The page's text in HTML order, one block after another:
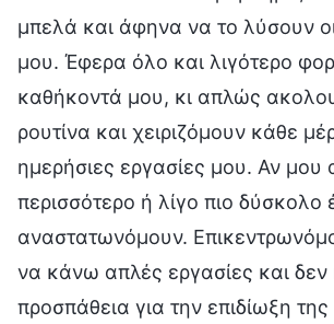
μπελά και άφηνα να το λύσουν
μου. Έφερα όλο και λιγότερο
καθήκοντά μου, κι απλώς
ρουτίνα και χειριζόμουν κάθε
ημερήσιες εργασίες μου. Αν μου
περισσότερο ή λίγο πιο δύσκολο
αναστατωνόμουν.
να κάνω απλές εργασίες και
προσπάθεια για την επιδίωξη